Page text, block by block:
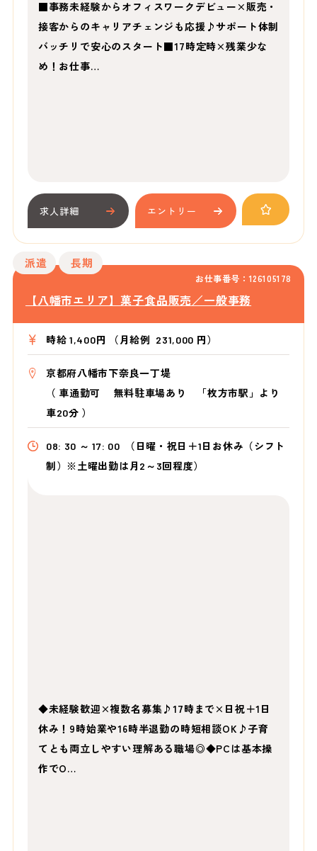
■事務未経験からオフィスワークデビュー×販売・
接客からのキャリアチェンジも応援♪サポート体制
バッチリで安心のスタート■17時定時×残業少な
め！お仕事…
求人詳細 エントリー
お仕事番号：126105178
派遣 長期
【八幡市エリア】菓子食品販売／一般事務
時給 1,400円 （月給例 231,000 円）
京都府八幡市下奈良一丁堤
（ 車通勤可 無料駐車場あり 「枚方市駅」より
車20分 ）
08: 30 ～ 17: 00
（日曜・祝日＋1日お休み（シフト
制）※土曜出勤は月2～3回程度）
◆未経験歓迎×複数名募集♪17時まで×日祝＋1日
休み！9時始業や16時半退勤の時短相談OK♪子育
てとも両立しやすい理解ある職場◎◆PCは基本操
作でO…